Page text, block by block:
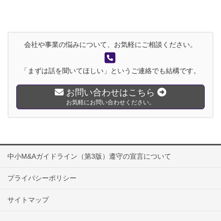
会社や事業の悩みについて、お気軽にご相談ください。
「まずは話を聞いてほしい」というご連絡でも結構です。
お問い合わせはこちら
お気軽にお問い合わせください。
中小M&Aガイドライン（第3版）遵守の宣言について
プライバシーポリシー
サイトマップ